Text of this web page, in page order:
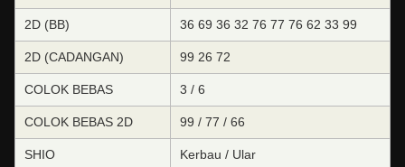
2D (BB) 36 69 36 32 76 77 76 62 33 99
2D (CADANGAN) 99 26 72
COLOK BEBAS 3 / 6
COLOK BEBAS 2D 99 / 77 / 66
SHIO Kerbau / Ular